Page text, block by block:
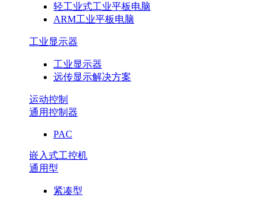
轻工业式工业平板电脑
ARM工业平板电脑
工业显示器
工业显示器
远传显示解决方案
运动控制
通用控制器
PAC
嵌入式工控机
通用型
紧凑型